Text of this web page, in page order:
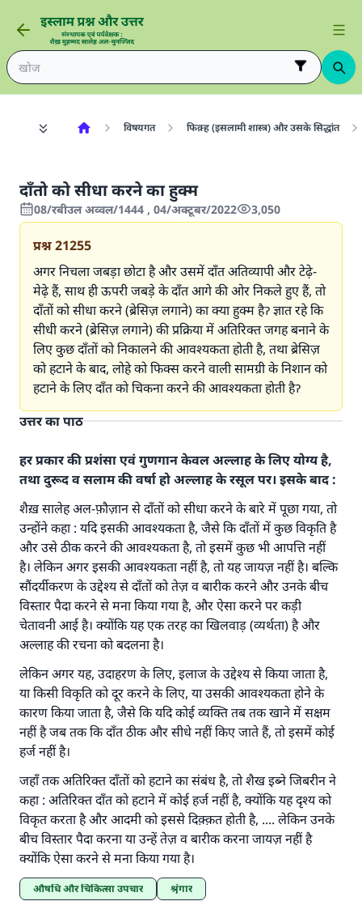
विषयगत फिक़्ह (इसलामी शास्त्र) और उसके सिद्धांत
दाँतो को सीधा करने का हुक्म
08/रबीउल अव्वल/1444 , 04/अक्टूबर/2022 3,050
प्रश्न21255
अगर निचला जबड़ा छोटा है और उसमें दाँत अतिव्यापी और टेढ़े-
मेढ़े हैं, साथ ही ऊपरी जबड़े के दाँत आगे की ओर निकले हुए हैं, तो
दाँतों को सीधा करने (ब्रेसिज़ लगाने) का क्या हुक्म हैॽ ज्ञात रहे कि
सीधी करने (ब्रेसिज़ लगाने) की प्रक्रिया में अतिरिक्त जगह बनाने के
लिए कुछ दाँतों को निकालने की आवश्यकता होती है, तथा ब्रेसिज़
को हटाने के बाद, लोहे को फिक्स करने वाली सामग्री के निशान को
हटाने के लिए दाँत को चिकना करने की आवश्यकता होती हैॽ
उत्तर का पाठ
हर प्रकार की प्रशंसा एवं गुणगान केवल अल्लाह के लिए योग्य है,
तथा दुरूद व सलाम की वर्षा हो अल्लाह के रसूल पर। इसके बाद :
शैख़ सालेह अल-फ़ौज़ान से दाँतों को सीधा करने के बारे में पूछा गया, तो
उन्होंने कहा : यदि इसकी आवश्यकता है, जैसे कि दाँतों में कुछ विकृति है
और उसे ठीक करने की आवश्यकता है, तो इसमें कुछ भी आपत्ति नहीं
है। लेकिन अगर इसकी आवश्यकता नहीं है, तो यह जायज़ नहीं है। बल्कि
सौंदर्यीकरण के उद्देश्य से दाँतों को तेज़ व बारीक करने और उनके बीच
विस्तार पैदा करने से मना किया गया है, और ऐसा करने पर कड़ी
चेतावनी आई है। क्योंकि यह एक तरह का खिलवाड़ (व्यर्थता) है और
अल्लाह की रचना को बदलना है।
लेकिन अगर यह, उदाहरण के लिए, इलाज के उद्देश्य से किया जाता है,
या किसी विकृति को दूर करने के लिए, या उसकी आवश्यकता होने के
कारण किया जाता है, जैसे कि यदि कोई व्यक्ति तब तक खाने में सक्षम
नहीं है जब तक कि दाँत ठीक और सीधे नहीं किए जाते हैं, तो इसमें कोई
हर्ज नहीं है।
जहाँ तक अतिरिक्त दाँतों को हटाने का संबंध है, तो शैख इब्ने जिबरीन ने
कहा : अतिरिक्त दाँत को हटाने में कोई हर्ज नहीं है, क्योंकि यह दृश्य को
विकृत करता है और आदमी को इससे दिक़्क़त होती है, .... लेकिन उनके
बीच विस्तार पैदा करना या उन्हें तेज़ व बारीक करना जायज़ नहीं है
क्योंकि ऐसा करने से मना किया गया है।
औषधि और चिकित्सा उपचार श्रृंगार
उत्तर संख्या 110845 ने एक शादी बचाई।.
उम्मत के प्रश्नों का उत्तर देने में हमारी सहायता करें
अल्लाह के रसूल सल्लल्लाहु अलैहि व सल्लम ने फरमाया :
'जो व्यक्ति भलाई का मार्ग दर्शाए, उसके लिए उस भलाई के
करने वाले के समान प्रतिफल है।''
योगदान करें